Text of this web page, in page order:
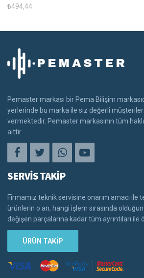
₺494,44
Pemaster markası bir Pema Bilişim
yerlerinde bu marka ile siz değerli
vermektedir. Pemaster markasının tüm
aittir.
SERVİS TAKİP
Firmamız teknik servisine onarım amacı
ürünlerin o an, hangi işlem sırasında
değişen parçalarına kadar tüm ayrıntıları ile
ÜRÜN TAKİP